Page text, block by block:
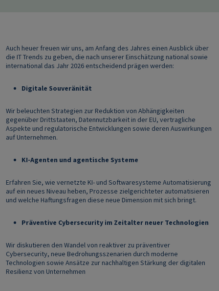
Auch heuer freuen wir uns, am Anfang des Jahres einen Ausblick über
die IT Trends zu geben, die nach unserer Einschätzung national sowie
international das Jahr 2026 entscheidend prägen werden:
Digitale Souveränität
Wir beleuchten Strategien zur Reduktion von Abhängigkeiten
gegenüber Drittstaaten, Datennutzbarkeit in der EU, vertragliche
Aspekte und regulatorische Entwicklungen sowie deren Auswirkungen
auf Unternehmen.
KI-Agenten und agentische Systeme
Erfahren Sie, wie vernetzte KI- und Softwaresysteme Automatisierung
auf ein neues Niveau heben, Prozesse zielgerichteter automatisieren
und welche Haftungsfragen diese neue Dimension mit sich bringt.
Präventive Cybersecurity im Zeitalter neuer Technologien
Wir diskutieren den Wandel von reaktiver zu präventiver
Cybersecurity, neue Bedrohungsszenarien durch moderne
Technologien sowie Ansätze zur nachhaltigen Stärkung der digitalen
Resilienz von Unternehmen